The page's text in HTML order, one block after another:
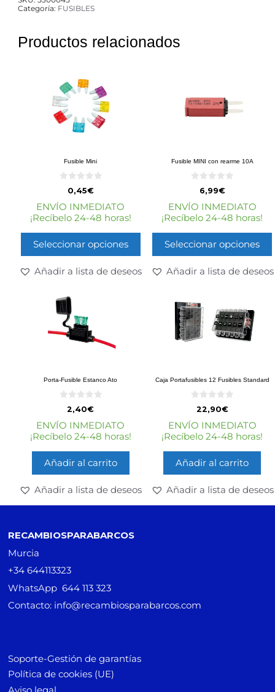
Categoría: FUSIBLES
Productos relacionados
Fusible Mini
e
5
0,45€
ENVÍO INMEDIATO
¡Recíbelo 24-48 horas!
Seleccionar opciones
Añadir a lista de deseos
Fusible MINI con rearme 10A
e
5
6,99€
ENVÍO INMEDIATO
¡Recíbelo 24-48 horas!
Seleccionar opciones
Añadir a lista de deseos
Porta-Fusible Estanco Ato
e
5
2,40€
ENVÍO INMEDIATO
¡Recíbelo 24-48 horas!
Añadir al carrito
Añadir a lista de deseos
Caja Portafusibles 12 Fusibles Standard
e
5
22,90€
ENVÍO INMEDIATO
¡Recíbelo 24-48 horas!
Añadir al carrito
Añadir a lista de deseos
RECAMBIOSPARABARCOS
Murcia
+34 644113323
WhatsApp 644 113 323
Contacto: info@recambiosparabarcos.com
Soporte-Gestión de garantías
Política de cookies (UE)